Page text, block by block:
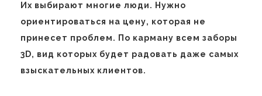
Их выбирают многие люди. Нужно
ориентироваться на цену, которая не
принесет проблем. По карману всем заборы
3D, вид которых будет радовать даже самых
взыскательных клиентов.